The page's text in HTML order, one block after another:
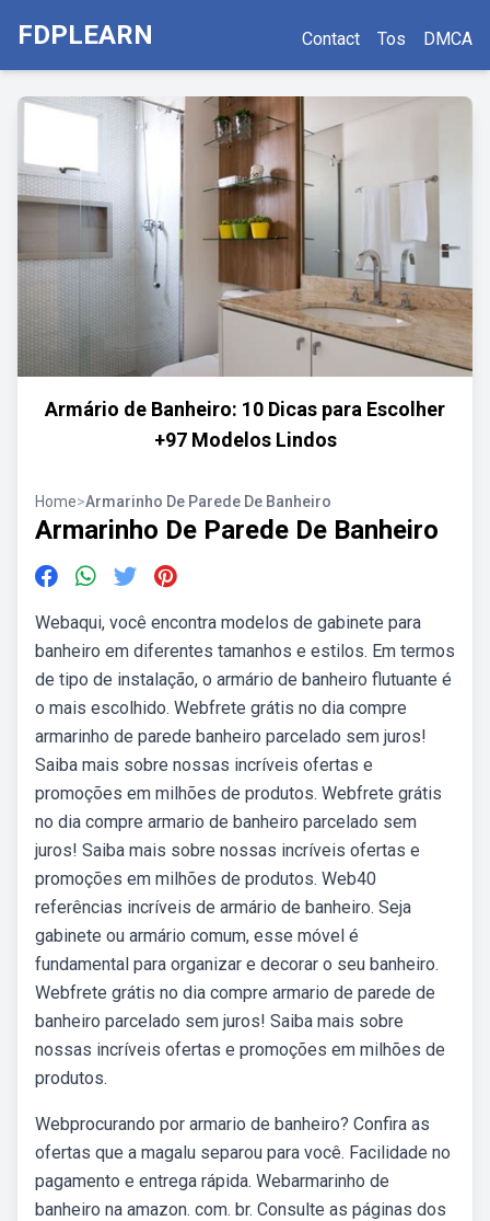
FDPLEARN Contact Tos DMCA
Armário de Banheiro: 10 Dicas para Escolher
+97 Modelos Lindos
Home>Armarinho De Parede De Banheiro
Armarinho De Parede De Banheiro
Webaqui, você encontra modelos de gabinete para
banheiro em diferentes tamanhos e estilos. Em termos
de tipo de instalação, o armário de banheiro flutuante é
o mais escolhido. Webfrete grátis no dia compre
armarinho de parede banheiro parcelado sem juros!
Saiba mais sobre nossas incríveis ofertas e
promoções em milhões de produtos. Webfrete grátis
no dia compre armario de banheiro parcelado sem
juros! Saiba mais sobre nossas incríveis ofertas e
promoções em milhões de produtos. Web40
referências incríveis de armário de banheiro. Seja
gabinete ou armário comum, esse móvel é
fundamental para organizar e decorar o seu banheiro.
Webfrete grátis no dia compre armario de parede de
banheiro parcelado sem juros! Saiba mais sobre
nossas incríveis ofertas e promoções em milhões de
produtos.
Webprocurando por armario de banheiro? Confira as
ofertas que a magalu separou para você. Facilidade no
pagamento e entrega rápida. Webarmarinho de
banheiro na amazon. com. br. Consulte as páginas dos